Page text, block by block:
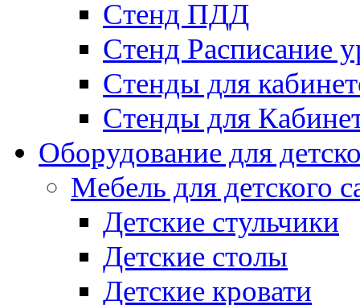
Стенд ПДД
Стенд Расписание
Стенды для
Стенды для
Оборудование для
Мебель для детского
Детские стульчики
Детские столы
Детские кровати